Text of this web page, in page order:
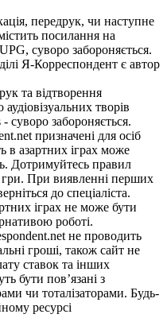
передрук, чи наступне
посилання на
суворо забороняється.
Я-Корреспондент є автор
та відтворення
творів
суворо забороняється.
призначені для осіб
в азартних іграх може
Дотримуйтесь правил
гри. При виявленні перших
до спеціаліста.
іграх не може бути
роботі.
не проводить
гроші, також сайт не
ставок та інших
бути пов’язані з
чи тоталізаторами. Будь-
ресурсі